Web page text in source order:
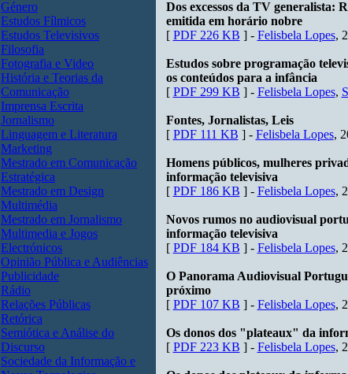
Género
Estudos Fílmicos
Estudos Televisivos
Filosofia
Fotografia e Video
História e Teorias da
Comunicação
Imprensa Escrita
Jornalismo
Linguagem e Literatura
Marketing
Mestrado em Comunicação
Estratégica
Mestrado em Design
Multimédia
Mestrado em Jornalismo
Multimedia e Jogos
Electrónicos
Opinião Pública e Audiências
Publicidade
Rádio
Relações Públicas
Retórica
Semiótica e Análise do
Discurso
Sociedade da Informação e
Dos excessos da TV generalista:
emitida em horário nobre
[ PDF 226 KB ] - Felisbela Lopes,
Estudos sobre programação
os conteúdos para a infância
[ PDF 299 KB ] - Felisbela Lopes,
Fontes, Jornalistas, Leis
[ PDF 111 KB ] - Felisbela Lopes,
Homens públicos, mulheres
informação televisiva
[ PDF 186 KB ] - Felisbela Lopes,
Novos rumos no audiovisual
informação televisiva
[ PDF 184 KB ] - Felisbela Lopes,
O Panorama Audiovisual
próximo
[ PDF 107 KB ] - Felisbela Lopes,
Os donos dos "plateaux" da
[ PDF 223 KB ] - Felisbela Lopes,